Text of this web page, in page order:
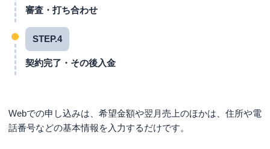
審査・打ち合わせ
STEP.4
契約完了・その後入金
Webでの申し込みは、希望金額や翌月売上のほかは、住所や電
話番号などの基本情報を入力するだけです。